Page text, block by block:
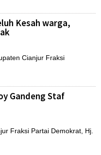
Kesah warga,
Cianjur Fraksi
Gandeng Staf
Fraksi Partai Demokrat, Hj.